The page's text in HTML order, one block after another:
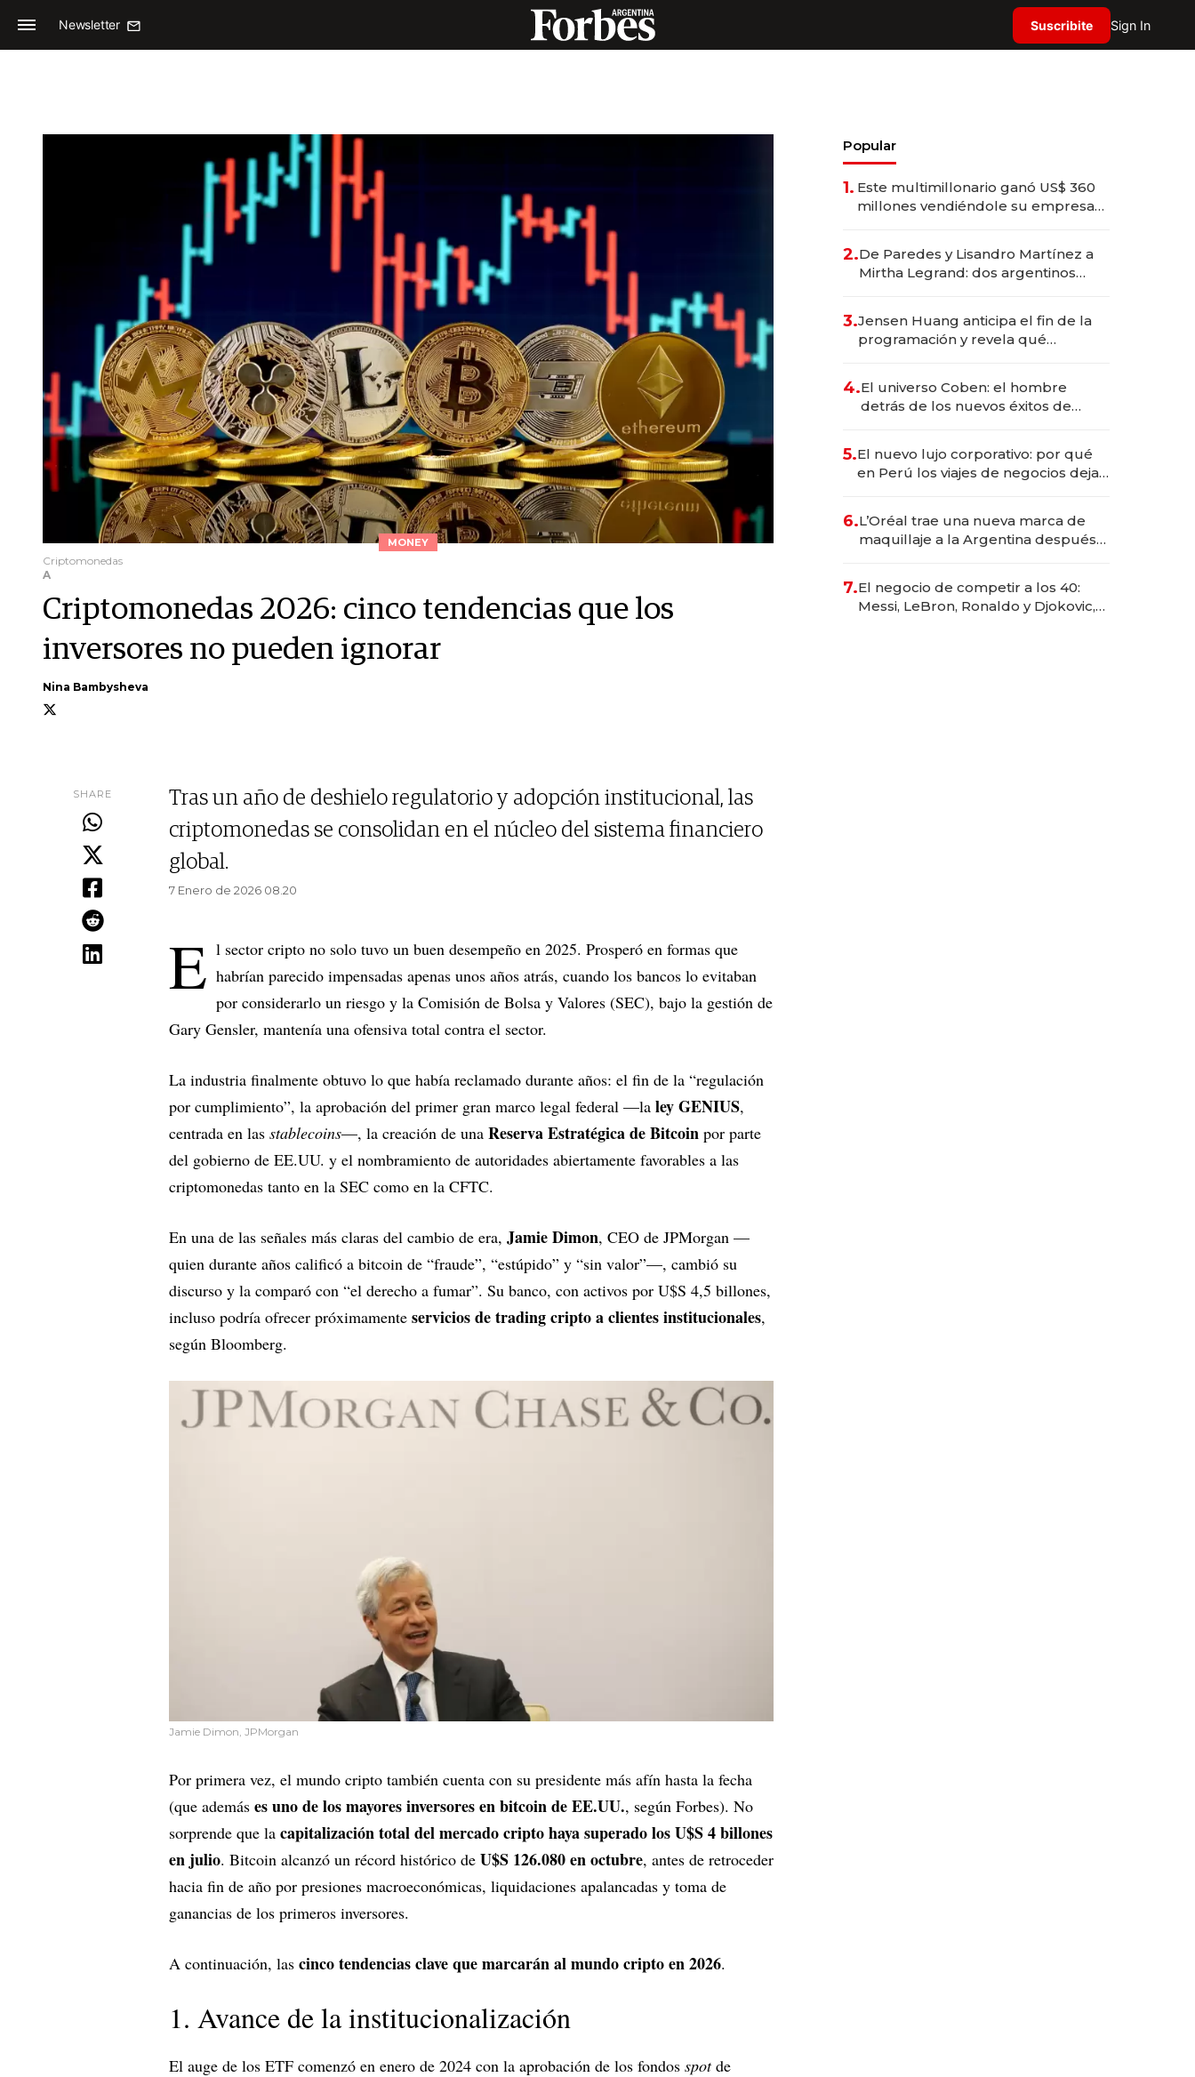
Newsletter Suscribite Sign In
MONEY
Criptomonedas
A
Criptomonedas 2026: cinco tendencias que los
inversores no pueden ignorar
Nina Bambysheva
SHARE
Tras un año de deshielo regulatorio y adopción institucional, las
criptomonedas se consolidan en el núcleo del sistema financiero
global.
7 Enero de 2026 08.20
E l sector cripto no solo tuvo un buen desempeño en 2025. Prosperó en formas que
habrían parecido impensadas apenas unos años atrás, cuando los bancos lo evitaban
por considerarlo un riesgo y la Comisión de Bolsa y Valores (SEC), bajo la gestión de
Gary Gensler, mantenía una ofensiva total contra el sector.
La industria finalmente obtuvo lo que había reclamado durante años: el fin de la “regulación
por cumplimiento”, la aprobación del primer gran marco legal federal —la ley GENIUS,
centrada en las stablecoins—, la creación de una Reserva Estratégica de Bitcoin por parte
del gobierno de EE.UU. y el nombramiento de autoridades abiertamente favorables a las
criptomonedas tanto en la SEC como en la CFTC.
En una de las señales más claras del cambio de era, Jamie Dimon, CEO de JPMorgan —
quien durante años calificó a bitcoin de “fraude”, “estúpido” y “sin valor”—, cambió su
discurso y la comparó con “el derecho a fumar”. Su banco, con activos por U$S 4,5 billones,
incluso podría ofrecer próximamente servicios de trading cripto a clientes institucionales,
según Bloomberg.
Jamie Dimon, JPMorgan
Por primera vez, el mundo cripto también cuenta con su presidente más afín hasta la fecha
(que además es uno de los mayores inversores en bitcoin de EE.UU., según Forbes). No
sorprende que la capitalización total del mercado cripto haya superado los U$S 4 billones
en julio. Bitcoin alcanzó un récord histórico de U$S 126.080 en octubre, antes de retroceder
hacia fin de año por presiones macroeconómicas, liquidaciones apalancadas y toma de
ganancias de los primeros inversores.
A continuación, las cinco tendencias clave que marcarán al mundo cripto en 2026.
1. Avance de la institucionalización
El auge de los ETF comenzó en enero de 2024 con la aprobación de los fondos spotde
Popular
1. Este multimillonario ganó US$ 360
millones vendiéndole su empresa
2.De Paredes y Lisandro Martínez a
Mirtha Legrand: dos argentinos
3.Jensen Huang anticipa el fin de la
programación y revela qué
4.El universo Coben: el hombre
detrás de los nuevos éxitos de
5.El nuevo lujo corporativo: por qué
en Perú los viajes de negocios dejan
6.L’Oréal trae una nueva marca de
maquillaje a la Argentina después
7.El negocio de competir a los 40:
Messi, LeBron, Ronaldo y Djokovic,